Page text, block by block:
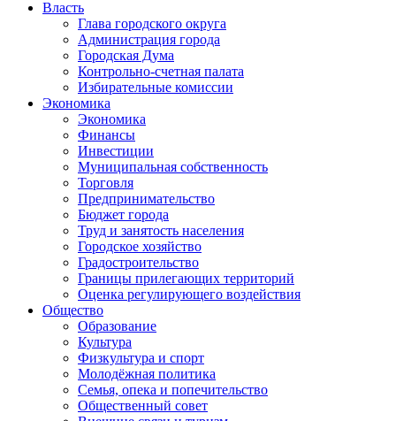
Власть
Глава городского округа
Администрация города
Городская Дума
Контрольно-счетная палата
Избирательные комиссии
Экономика
Экономика
Финансы
Инвестиции
Муниципальная собственность
Торговля
Предпринимательство
Бюджет города
Труд и занятость населения
Городское хозяйство
Градостроительство
Границы прилегающих территорий
Оценка регулирующего воздействия
Общество
Образование
Культура
Физкультура и спорт
Молодёжная политика
Семья, опека и попечительство
Общественный совет